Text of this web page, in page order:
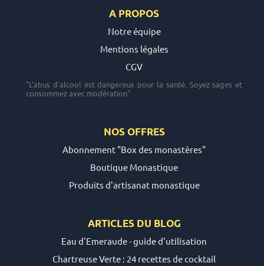
A PROPOS
Notre équipe
Mentions légales
CGV
"L'abus d'alcool est dangereux pour la santé. Soyez sages et
consommez avec modération"
NOS OFFRES
Abonnement "Box des monastères"
Boutique Monastique
Produits d'artisanat monastique
ARTICLES DU BLOG
Eau d'Emeraude - guide d'utilisation
Chartreuse Verte : 24 recettes de cocktail